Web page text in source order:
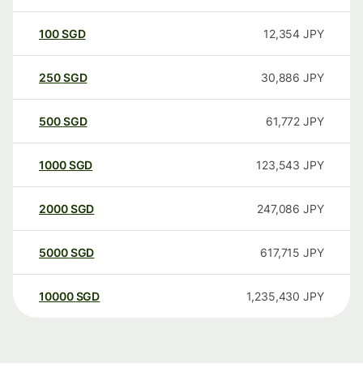
100SGD 12,354 JPY
250SGD 30,886 JPY
500SGD 61,772 JPY
1000SGD 123,543 JPY
2000SGD 247,086 JPY
5000SGD 617,715 JPY
10000 SGD 1,235,430 JPY